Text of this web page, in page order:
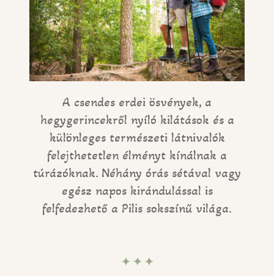
A csendes erdei ösvények, a
hegygerincekről nyíló kilátások és a
különleges természeti látnivalók
felejthetetlen élményt kínálnak a
túrázóknak. Néhány órás sétával vagy
egész napos kirándulással is
felfedezhető a Pilis sokszínű világa.
✦ ✦ ✦